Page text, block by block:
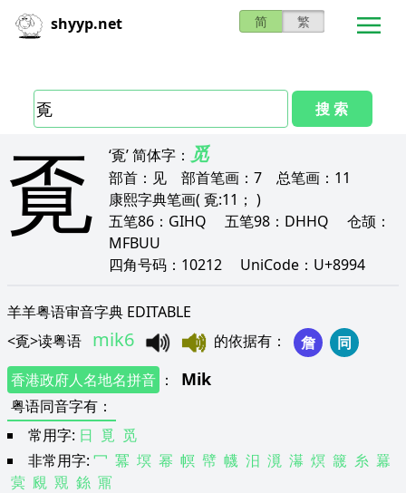
shyyp.net 简 繁
搜 索
覔 ‘覔’简体字： 觅
部首： 见 部首笔画： 7 总笔画： 11
康熙字典笔画( 覔:11； )
五笔86： GIHQ 五笔98： DHHQ 仓颉：
MFBUU
四角号码： 10212 UniCode： U+8994
羊羊粤语审音字典 EDITABLE
<覔>读粤语 mik6 的依据有 ： 詹
同
香港政府人名地名拼音 ： Mik
粤语同音字有 ：
常用字: 日 覓 觅
非常用字: 冖 冪 塓 幂 幎 幦 幭 汨 漞 濗 熐 簚 糸 羃
蓂 覛 覭 銯 鼏